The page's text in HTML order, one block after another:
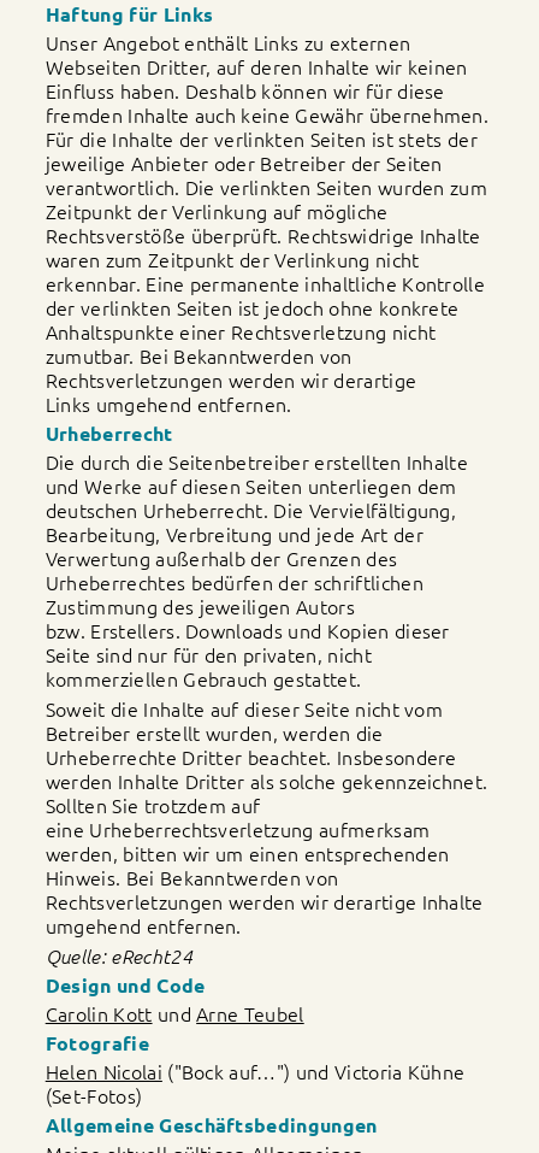
Haftung für Links
Unser Angebot enthält Links zu externen
Webseiten Dritter, auf deren Inhalte wir keinen
Einfluss haben. Deshalb können wir für diese
fremden Inhalte auch keine Gewähr übernehmen.
Für die Inhalte der verlinkten Seiten ist stets der
jeweilige Anbieter oder Betreiber der Seiten
verantwortlich. Die verlinkten Seiten wurden zum
Zeitpunkt der Verlinkung auf mögliche
Rechtsverstöße überprüft. Rechtswidrige Inhalte
waren zum Zeitpunkt der Verlinkung nicht
erkennbar. Eine permanente inhaltliche Kontrolle
der verlinkten Seiten ist jedoch ohne konkrete
Anhaltspunkte einer Rechtsverletzung nicht
zumutbar. Bei Bekanntwerden von
Rechtsverletzungen werden wir derartige
Links umgehend entfernen.
Urheberrecht
Die durch die Seitenbetreiber erstellten Inhalte
und Werke auf diesen Seiten unterliegen dem
deutschen Urheberrecht. Die Vervielfältigung,
Bearbeitung, Verbreitung und jede Art der
Verwertung außerhalb der Grenzen des
Urheberrechtes bedürfen der schriftlichen
Zustimmung des jeweiligen Autors
bzw. Erstellers. Downloads und Kopien dieser
Seite sind nur für den privaten, nicht
kommerziellen Gebrauch gestattet.
Soweit die Inhalte auf dieser Seite nicht vom
Betreiber erstellt wurden, werden die
Urheberrechte Dritter beachtet. Insbesondere
werden Inhalte Dritter als solche gekennzeichnet.
Sollten Sie trotzdem auf
eine Urheberrechtsverletzung aufmerksam
werden, bitten wir um einen entsprechenden
Hinweis. Bei Bekanntwerden von
Rechtsverletzungen werden wir derartige Inhalte
umgehend entfernen.
Quelle: eRecht24
Design und Code
Carolin Kott undArne Teubel
Fotografie
Helen Nicolai ("Bock auf…") und Victoria Kühne
(Set-Fotos)
Allgemeine Geschäftsbedingungen